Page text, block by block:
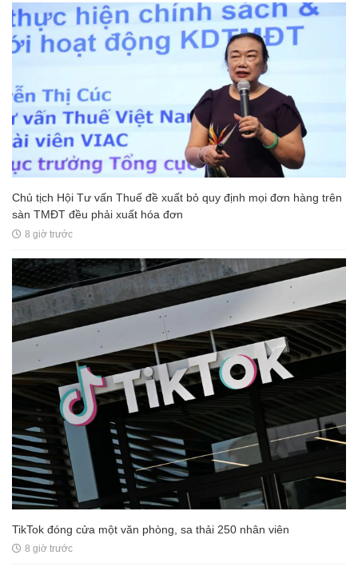
Chủ tịch Hội Tư vấn Thuế đề xuất bỏ quy định mọi đơn hàng trên
sàn TMĐT đều phải xuất hóa đơn
8 giờ trước
TikTok đóng cửa một văn phòng, sa thải 250 nhân viên
8 giờ trước